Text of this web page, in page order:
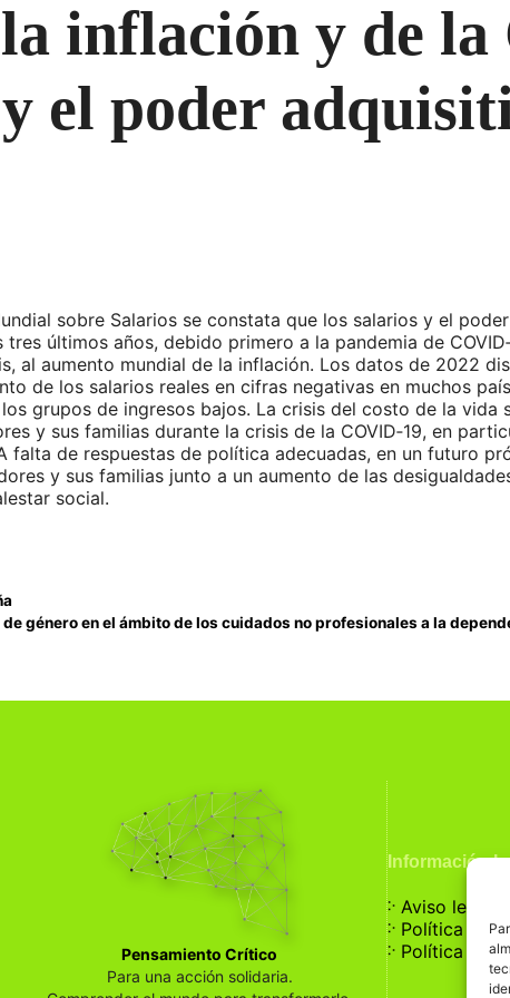
inflación y de
el poder
sobre Salarios se constata que los salarios y el
últimos años, debido primero a la pandemia de
al aumento mundial de la inflación. Los datos de 2022
de los salarios reales en cifras negativas en muchos
grupos de ingresos bajos. La crisis del costo de la vida
y sus familias durante la crisis de la COVID‑19, en
falta de respuestas de política adecuadas, en un futuro
y sus familias junto a un aumento de las
social.
género en el ámbito de los cuidados no profesionales a la
Pensamiento Crítico
Para una acción solidaria.
Información
჻Aviso legal
჻Política de
჻Política de